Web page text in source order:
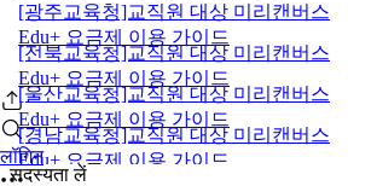
लॉगिन
[광주교육청]교직원 대상 미리캔버스
Edu+ 요금제 이용 가이드
[전북교육청]교직원 대상 미리캔버스
Edu+ 요금제 이용 가이드
[울산교육청]교직원 대상 미리캔버스
Edu+ 요금제 이용 가이드
[경남교육청]교직원 대상 미리캔버스
Edu+ 요금제 이용 가이드
सदस्यता लें